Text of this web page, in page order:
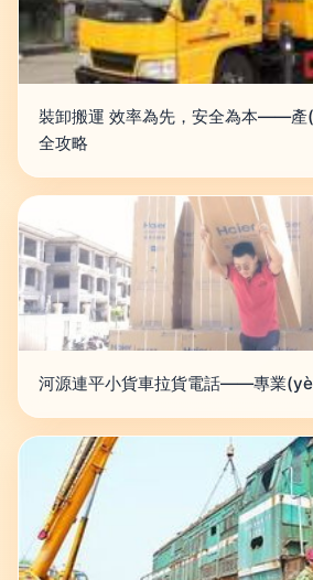
裝卸搬運 效率為先，安全為本——
全攻略
河源連平小貨車拉貨電話——專業